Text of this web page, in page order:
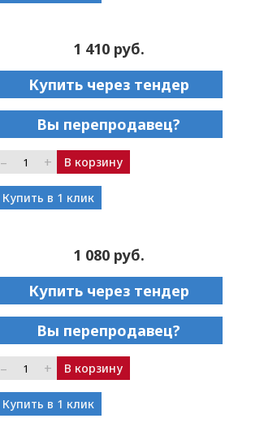
1 410 руб.
Купить через тендер
Вы перепродавец?
– + В корзину
Купить в 1 клик
1 080 руб.
Купить через тендер
Вы перепродавец?
– + В корзину
Купить в 1 клик